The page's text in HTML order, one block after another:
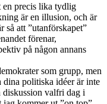
en precis lika tydlig
är en illusion, och är
så att ”utanförskapet”
förenar,
på någon annans
som grupp, men
politiska idéer är inte
diskussion valfri dag i